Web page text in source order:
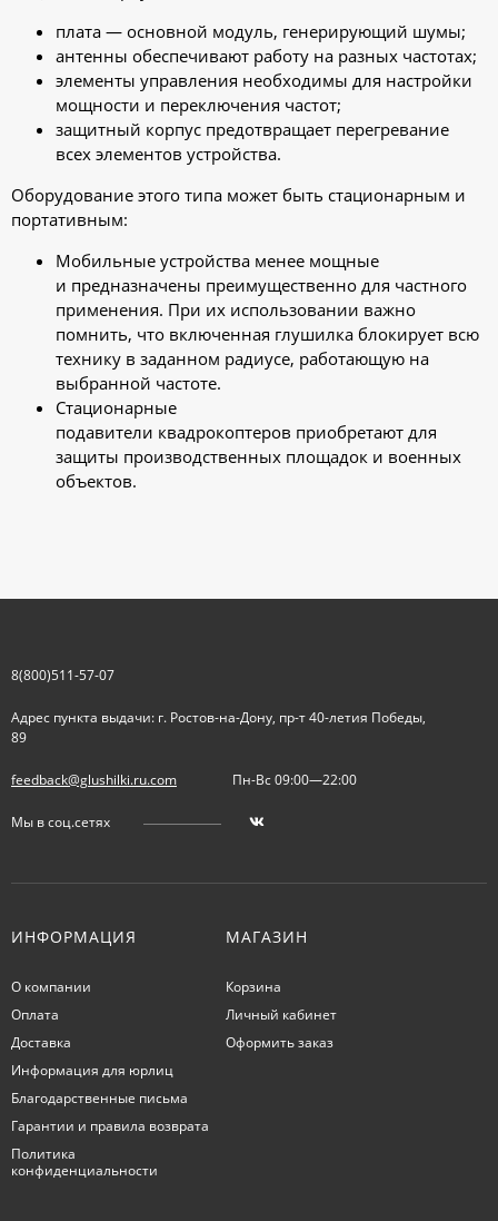
плата — основной модуль, генерирующий шумы;
антенны обеспечивают работу на разных частотах;
элементы управления необходимы для настройки
мощности и переключения частот;
защитный корпус предотвращает перегревание
всех элементов устройства.
Оборудование этого типа может быть стационарным и
портативным:
Мобильные устройства менее мощные
и предназначены преимущественно для частного
применения. При их использовании важно
помнить, что включенная глушилка блокирует всю
технику в заданном радиусе, работающую на
выбранной частоте.
Стационарные
подавители квадрокоптеров приобретают для
защиты производственных площадок и военных
объектов.
8(800)511-57-07
Адрес пункта выдачи: г. Ростов-на-Дону, пр-т 40-летия Победы,
89
feedback@glushilki.ru.com Пн-Вс 09:00—22:00
Мы в соц.сетях
ИНФОРМАЦИЯ
О компании
Оплата
Доставка
Информация для юрлиц
Благодарственные письма
Гарантии и правила возврата
Политика
конфиденциальности
МАГАЗИН
Корзина
Личный кабинет
Оформить заказ